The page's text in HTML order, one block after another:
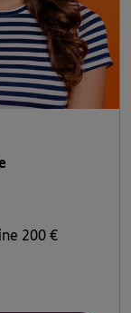
200 €